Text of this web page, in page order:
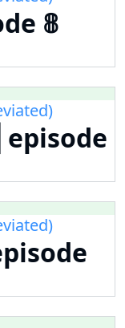
𝟠
episode